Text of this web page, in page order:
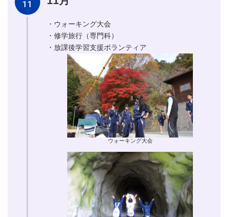
・ウォーキング大会
・修学旅行（専門科）
・放課後学習支援ボランティア
ウォーキング大会
11